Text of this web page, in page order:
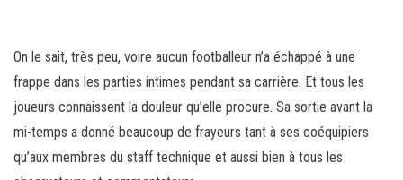
On le sait, très peu, voire aucun footballeur n’a échappé à une
frappe dans les parties intimes pendant sa carrière. Et tous les
joueurs connaissent la douleur qu’elle procure. Sa sortie avant la
mi-temps a donné beaucoup de frayeurs tant à ses coéquipiers
qu’aux membres du staff technique et aussi bien à tous les